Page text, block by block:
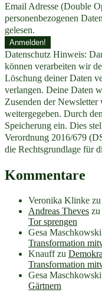
Email Adresse (Double
personenbezogenen
gelesen.
Datenschutz Hinweis:
können verarbeiten wir
Löschung deiner Daten
verlangen. Deine Daten
Zusenden der
weitergegeben. Durch
Speicherung ein. Dies
Verordnung 2016/679
die Rechtsgrundlage für
Kommentare
Veronika Klinke zu
Andreas Theves zu
Tor sprengen
Gesa Maschkowski
Transformation
Knauffzu
Transformation
Gesa Maschkowski
Gärtnern